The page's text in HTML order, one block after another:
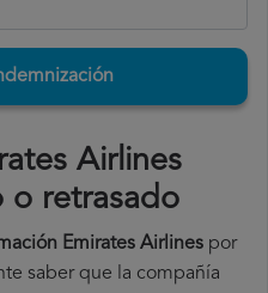
Airlines
o retrasado
Emirates Airlines por
saber que la compañía